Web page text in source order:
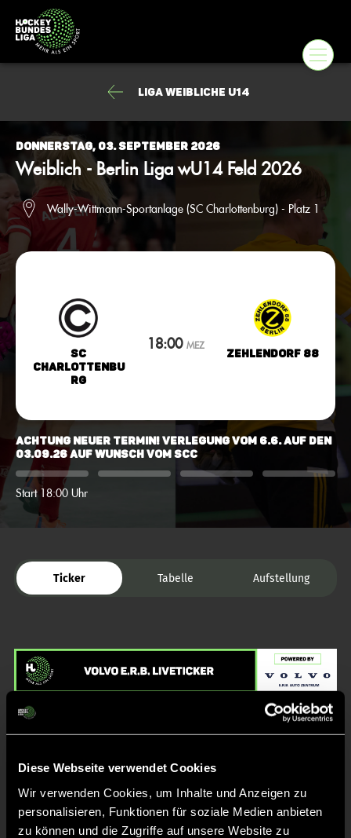
Diese Webseite verwendet Cookies
Wir verwenden Cookies, um Inhalte und Anzeigen zu
personalisieren, Funktionen für soziale Medien anbieten
zu können und die Zugriffe auf unsere Website zu
Liga weibliche U14
Donnerstag, 03. September 2026
Weiblich - Berlin Liga wU14 Feld 2026
Wally-Wittmann-Sportanlage (SC Charlottenburg) - Platz 1
SC
Charlottenbu
rg
18:00 MEZ
Zehlendorf 88
Achtung neuer Termin! Verlegung vom 6.6. auf den
03.09.26 auf Wunsch vom SCC
Start 18:00 Uhr
Ticker Tabelle Aufstellung
Liveticker